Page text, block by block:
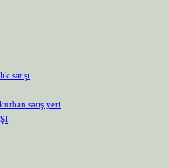
satışı
satış yeri